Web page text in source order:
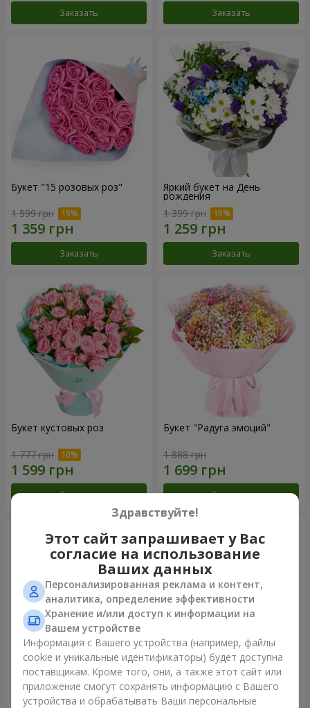
Заказать Заказать
Букет "15 розовых роз"
1 599 грн
Заказать
Яркий букет на День
рождения
1 399 грн
Заказать
Букет кустовых роз
1 777 грн
Заказать
Букет "Радуга эмоций"
1 888 грн
Заказать
Цветы в коробке "Счастья
не избежать"
1 599 грн
Букет в ЭКО упаковке "15
красных роз"
1 481 грн
Здравствуйте!
Этот сайт запрашивает у Вас
согласие на использование
Ваших данных
Персонализированная реклама и контент,
аналитика, определение эффективности
Хранение и/или доступ к информации на
Вашем устройстве
Информация с Вашего устройства (например, файлы
cookie и уникальные идентификаторы) будет доступна
поставщикам. Кроме того, они, а также этот сайт или
приложение смогут сохранять информацию с Вашего
устройства и обрабатывать Ваши персональные